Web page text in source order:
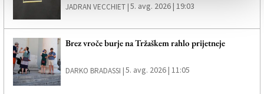
JADRAN VECCHIET |5. avg. 2026 | 19:03
Brez vroče burje na Tržaškem rahlo prijetneje
DARKO BRADASSI |5. avg. 2026 | 11:05